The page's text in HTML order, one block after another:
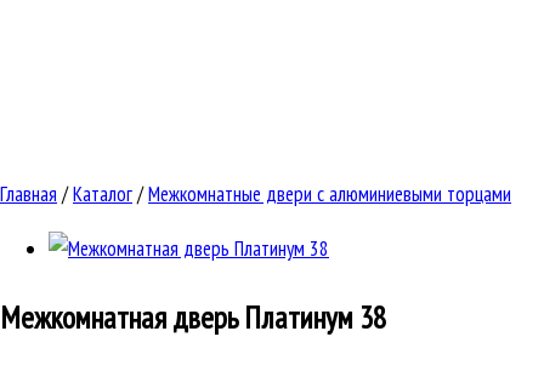
Главная /Каталог/Межкомнатные двери с алюминиевыми торцами
Межкомнатная дверь Платинум 38